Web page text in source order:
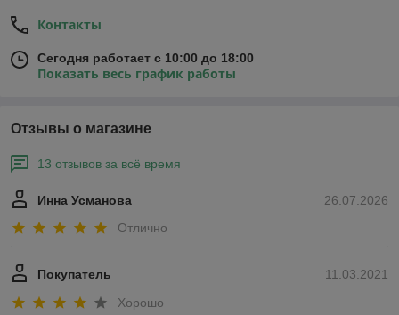
Контакты
Сегодня работает с 10:00 до 18:00
Показать весь график работы
Отзывы о магазине
13 отзывов за всё время
26.07.2026
Инна Усманова
Отлично
11.03.2021
Покупатель
Хорошо